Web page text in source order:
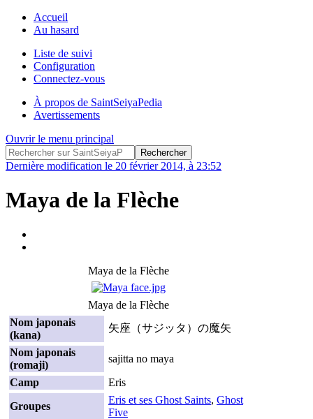
Accueil
Au hasard
Liste de suivi
Configuration
Connectez-vous
À propos de SaintSeiyaPedia
Avertissements
Ouvrir le menu principal
Dernière modification le 20 février 2014, à 23:52
Maya de la Flèche
Maya de la Flèche
Maya de la Flèche
Nom japonais
(kana)
矢座（サジッタ）の魔矢
Nom japonais
(romaji)
sajitta no maya
Camp
Eris
Groupes
Eris et ses Ghost Saints, Ghost
Five